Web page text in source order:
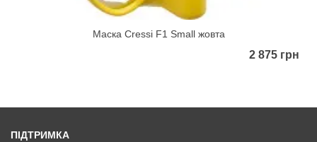
Маска Cressi F1 Small жовта
2 875 грн
ПІДТРИМКА